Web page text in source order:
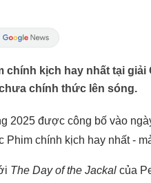
chính kịch hay nhất tại giải
chính thức lên sóng.
2025 được công bố vào
chính kịch hay nhất -
The Day of the Jackal của